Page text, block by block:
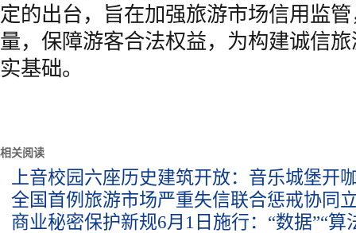
定的出台，旨在加强旅游市场信用监
量，保障游客合法权益，为构建诚信
实基础。
相关阅读
上音校园六座历史建筑开放：音乐城堡开
全国首例旅游市场严重失信联合惩戒协同
商业秘密保护新规6月1日施行：“数据”“算